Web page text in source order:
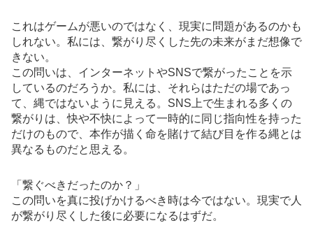
これはゲームが悪いのではなく、現実に問題があるのかも
しれない。私には、繋がり尽くした先の未来がまだ想像で
きない。
この問いは、インターネットやSNSで繋がったことを示
しているのだろうか。私には、それらはただの場であっ
て、縄ではないように見える。SNS上で生まれる多くの
繋がりは、快や不快によって一時的に同じ指向性を持った
だけのもので、本作が描く命を賭けて結び目を作る縄とは
異なるものだと思える。
「繋ぐべきだったのか？」
この問いを真に投げかけるべき時は今ではない。現実で人
が繋がり尽くした後に必要になるはずだ。